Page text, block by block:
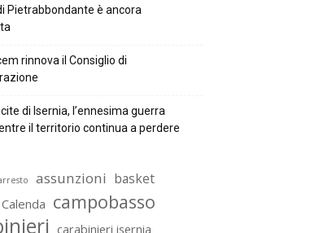
Pietrabbondante è ancora
rinnova il Consiglio di
di Isernia, l’ennesima guerra
il territorio continua a perdere
assunzioni basket
Calenda campobasso
carabinieri isernia